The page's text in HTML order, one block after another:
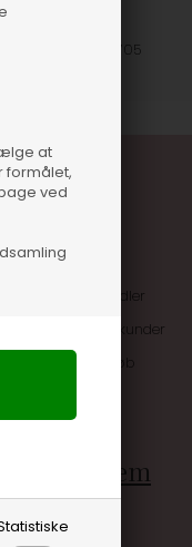
at
formålet,
ved
18223-110705
når du handler
tilbud kun til klubkunder
på næste køb
bliv medlem